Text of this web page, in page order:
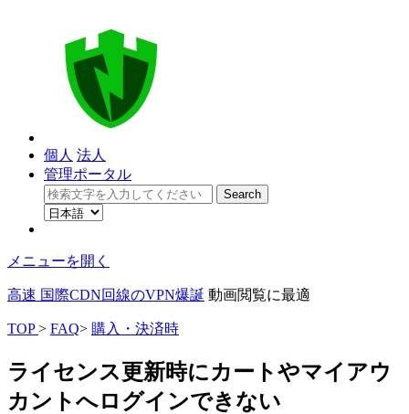
個人 法人
管理ポータル
メニューを開く
高速 国際CDN回線のVPN爆誕 動画閲覧に最適
TOP> FAQ> 購入・決済時
ライセンス更新時にカートやマイアウ
カントへログインできない